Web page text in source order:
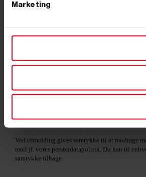
Marketing
Tilmeld nyhedsbrev
konkurrencen om et topnøglesæt til
kroner. Vi trækker en ny vinder hver
Ved tilmelding gives samtykke til at modtage
mail jf. vores persondatapolitik. Du kan til
samtykke tilbage.